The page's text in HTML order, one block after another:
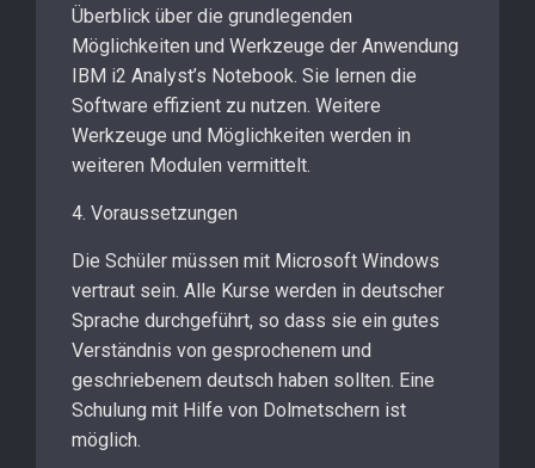
Überblick über die grundlegenden
Möglichkeiten und Werkzeuge der Anwendung
IBM i2 Analyst’s Notebook. Sie lernen die
Software effizient zu nutzen. Weitere
Werkzeuge und Möglichkeiten werden in
weiteren Modulen vermittelt.
4. Voraussetzungen
Die Schüler müssen mit Microsoft Windows
vertraut sein. Alle Kurse werden in deutscher
Sprache durchgeführt, so dass sie ein gutes
Verständnis von gesprochenem und
geschriebenem deutsch haben sollten. Eine
Schulung mit Hilfe von Dolmetschern ist
möglich.